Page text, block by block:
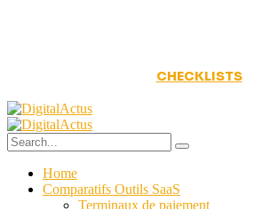
CHECKLISTS
Home
Comparatifs Outils SaaS
Terminaux de paiement